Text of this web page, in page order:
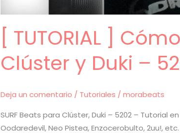
[ TUTORIAL ]
Clúster y Duki –
Deja un comentario / Tutoriales /morabeats
SURF Beats para Clúster, Duki – 5202 – Tutorial
Oodaredevil, Neo Pistea, Enzocerobulto, 2uu!,